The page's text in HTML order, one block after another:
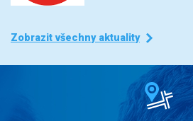
Zobrazit všechny aktuality